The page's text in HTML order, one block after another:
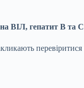
на ВІЛ, гепатит B та